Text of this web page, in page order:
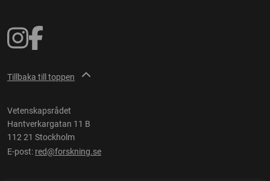
Tillbaka till toppen
Vetenskapsrådet
Hantverkargatan 11 B
112 21 Stockholm
E-post: red@forskning.se